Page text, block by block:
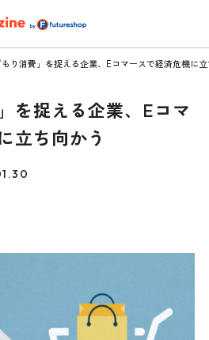
もり消費」を捉える企業、Eコマースで経済危機に
を捉える企業、Eコマ
立ち向かう